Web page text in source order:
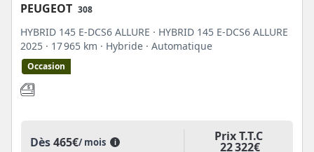
PEUGEOT 308
HYBRID 145 E-DCS6 ALLURE · HYBRID 145 E-DCS6 ALLURE
2025 · 17 965 km · Hybride · Automatique
Occasion
Dès465€/ mois i Prix T.T.C
22 322€